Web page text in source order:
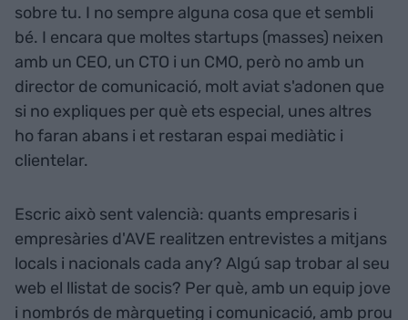
sobre tu. I no sempre alguna cosa que et sembli
bé. I encara que moltes startups (masses) neixen
amb un CEO, un CTO i un CMO, però no amb un
director de comunicació, molt aviat s'adonen que
si no expliques per què ets especial, unes altres
ho faran abans i et restaran espai mediàtic i
clientelar.
Escric això sent valencià: quants empresaris i
empresàries d'AVE realitzen entrevistes a mitjans
locals i nacionals cada any? Algú sap trobar al seu
web el llistat de socis? Per què, amb un equip jove
i nombrós de màrqueting i comunicació, amb prou